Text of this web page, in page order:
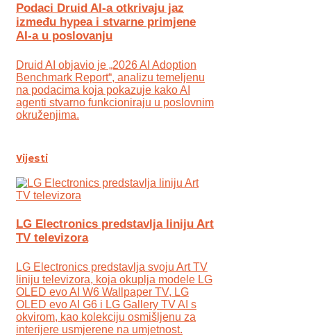
Podaci Druid AI-a otkrivaju jaz
između hypea i stvarne primjene
AI-a u poslovanju
Druid AI objavio je „2026 AI Adoption
Benchmark Report“, analizu temeljenu
na podacima koja pokazuje kako AI
agenti stvarno funkcioniraju u poslovnim
okruženjima.
Vijesti
LG Electronics predstavlja liniju Art
TV televizora
LG Electronics predstavlja svoju Art TV
liniju televizora, koja okuplja modele LG
OLED evo AI W6 Wallpaper TV, LG
OLED evo AI G6 i LG Gallery TV AI s
okvirom, kao kolekciju osmišljenu za
interijere usmjerene na umjetnost.